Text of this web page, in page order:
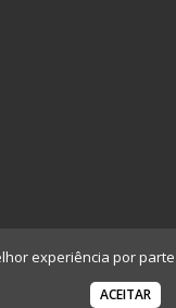
.
experiência por
ACEITAR